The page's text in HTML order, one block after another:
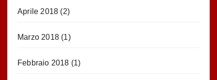
Aprile 2018 (2)
Marzo 2018 (1)
Febbraio 2018 (1)